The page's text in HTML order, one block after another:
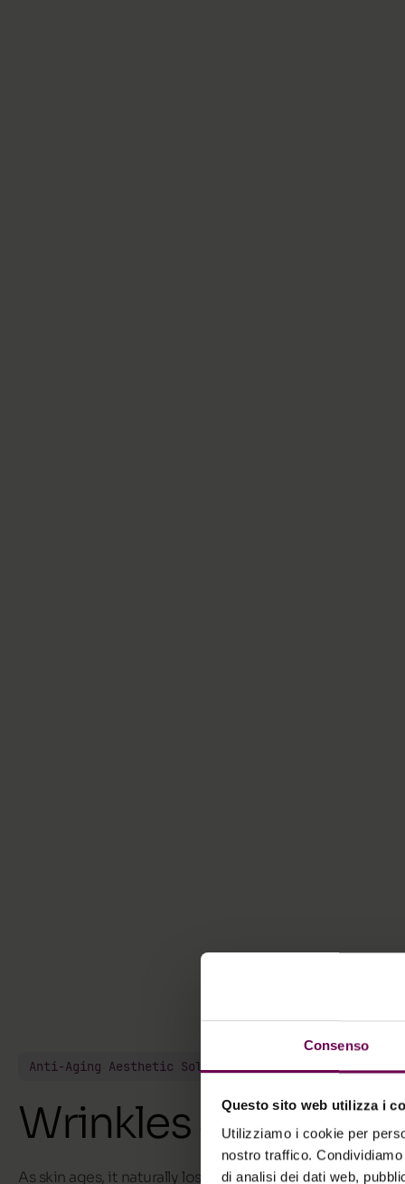
Consenso
Questo sito web utilizza i
Utilizziamo i cookie per
nostro traffico.
di analisi dei dati web,
Anti-Aging Aesthetic Solutions
Wrinkles &
As skin ages, it naturally loses density and moisture,